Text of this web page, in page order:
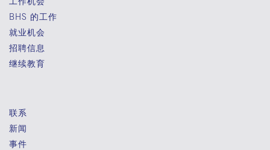
BHS 的工作
就业机会
招聘信息
继续教育
联系
新闻
事件